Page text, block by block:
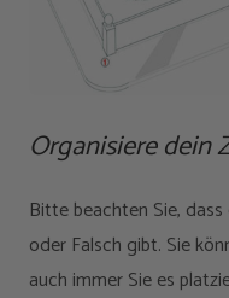
Organisiere dein
Bitte beachten Sie,
oder Falsch gibt. Sie
auch immer Sie es